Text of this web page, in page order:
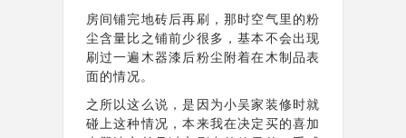
房间铺完地砖后再刷，那时空气里的粉
尘含量比之铺前少很多，基本不会出现
刷过一遍木器漆后粉尘附着在木制品表
面的情况。
之所以这么说，是因为小吴家装修时就
碰上这种情况，本来我在决定买的喜加